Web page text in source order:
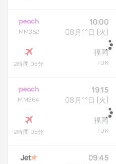
MM352
2時間 05分
10:00
08月11日 (火)
福岡
FUK
MM364
2時間 05分
19:15
08月11日 (火)
福岡
FUK
09:45